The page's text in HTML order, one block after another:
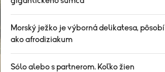
Morský ježko je výborná delikatesa, pôsobí
ako afrodiziakum
Sólo alebo s partnerom. Koľko žien